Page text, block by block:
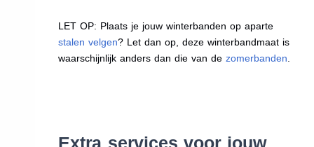
LET OP: Plaats je jouw winterbanden op aparte
stalen velgen? Let dan op, deze winterbandmaat is
waarschijnlijk anders dan die van dezomerbanden
Extra services voor jouw